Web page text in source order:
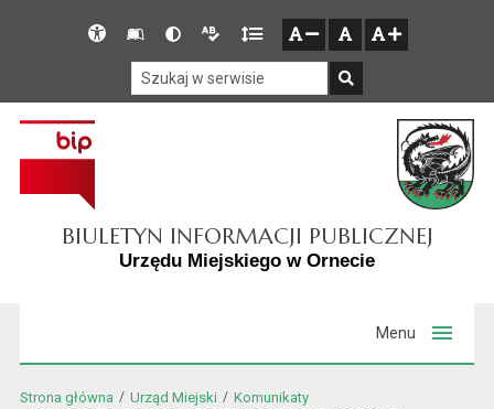
Przejdź do głównego menu
Przejdź do treści
Przejdź do mapy serwisu
Deklaracja
SłownikWersjaWersja
tekstowa
Gęstość
tekstu
BIULETYN INFORMACJI PUBLICZNEJ
Urzędu Miejskiego w Ornecie
Menu
Strona główna Urząd Miejski Komunikaty